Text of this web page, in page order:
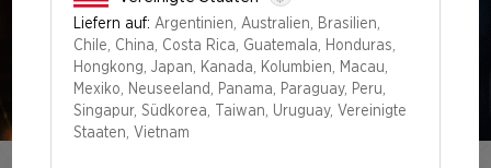
Liefern auf: Argentinien, Australien, Brasilien,
Chile, China, Costa Rica, Guatemala, Honduras,
Hongkong, Japan, Kanada, Kolumbien, Macau,
Mexiko, Neuseeland, Panama, Paraguay, Peru,
Singapur, Südkorea, Taiwan, Uruguay, Vereinigte
Staaten, Vietnam